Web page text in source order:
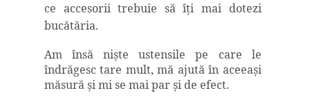
ce accesorii trebuie să îţi mai dotezi
bucătăria.
Am însă nişte ustensile pe care le
îndrăgesc tare mult, mă ajută în aceeaşi
măsură şi mi se mai par şi de efect.